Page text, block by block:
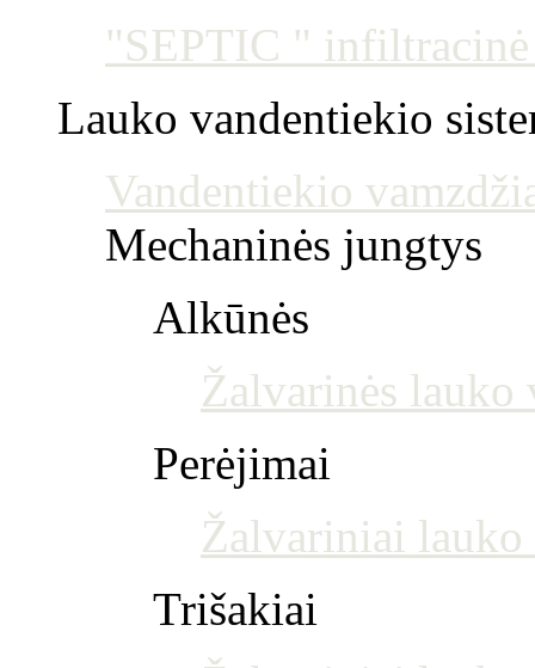
"SEPTIC "
Lauko vandentiekio
Vandentiekio
Mechaninės jungtys
Alkūnės
Žalvarinės lauko
Perėjimai
Žalvariniai
Trišakiai